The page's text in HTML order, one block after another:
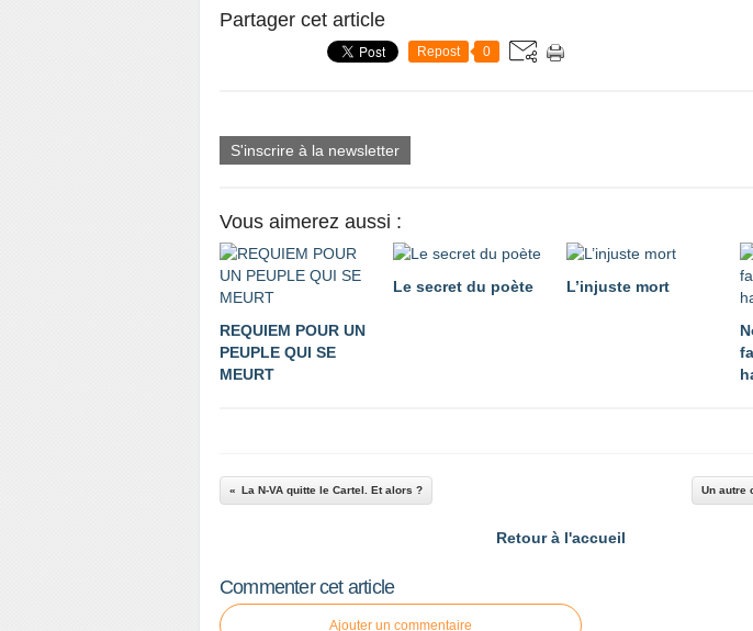
Partager cet article
Repost 0
S'inscrire à la newsletter
Vous aimerez aussi :
REQUIEM POUR UN
PEUPLE QUI SE
MEURT
Le secret du poète L’injuste mort
La N-VA quitte le Cartel. Et alors ? Un autre
Retour à l'accueil
Commenter cet article
Ajouter un commentaire